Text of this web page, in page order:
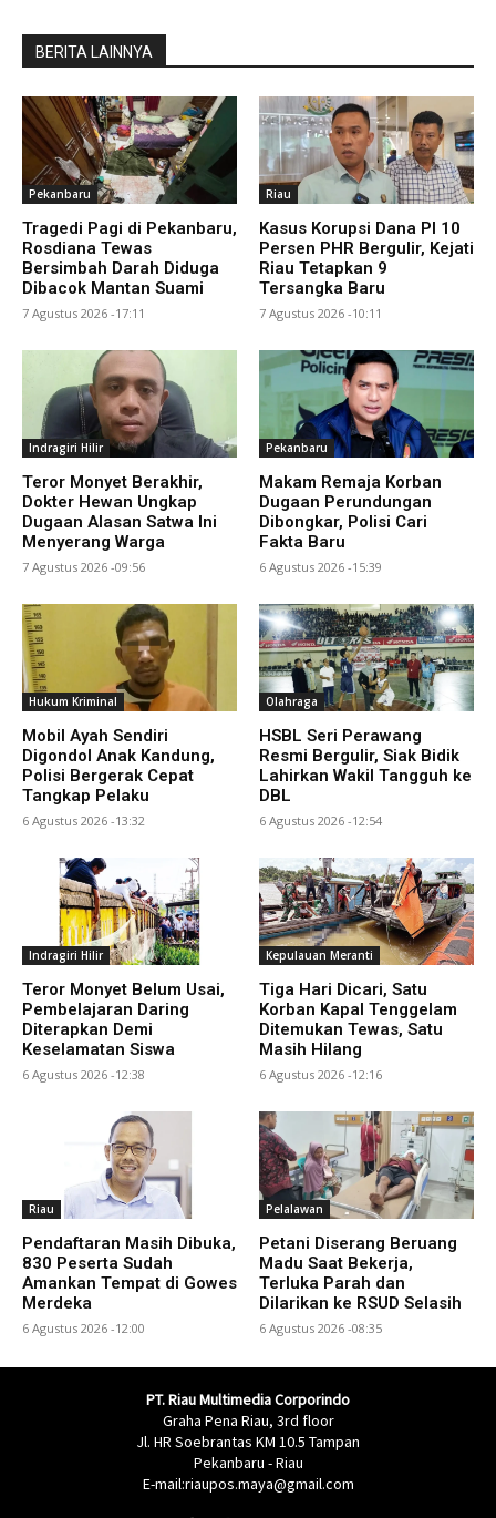
BERITA LAINNYA
Pekanbaru
Tragedi Pagi di Pekanbaru,
Rosdiana Tewas
Bersimbah Darah Diduga
Dibacok Mantan Suami
7 Agustus 2026 -17:11
Riau
Kasus Korupsi Dana PI 10
Persen PHR Bergulir, Kejati
Riau Tetapkan 9
Tersangka Baru
7 Agustus 2026 -10:11
Indragiri Hilir
Teror Monyet Berakhir,
Dokter Hewan Ungkap
Dugaan Alasan Satwa Ini
Menyerang Warga
7 Agustus 2026 -09:56
Pekanbaru
Makam Remaja Korban
Dugaan Perundungan
Dibongkar, Polisi Cari
Fakta Baru
6 Agustus 2026 -15:39
Hukum Kriminal
Mobil Ayah Sendiri
Digondol Anak Kandung,
Polisi Bergerak Cepat
Tangkap Pelaku
6 Agustus 2026 -13:32
Olahraga
HSBL Seri Perawang
Resmi Bergulir, Siak Bidik
Lahirkan Wakil Tangguh ke
DBL
6 Agustus 2026 -12:54
Indragiri Hilir
Teror Monyet Belum Usai,
Pembelajaran Daring
Diterapkan Demi
Keselamatan Siswa
6 Agustus 2026 -12:38
Kepulauan Meranti
Tiga Hari Dicari, Satu
Korban Kapal Tenggelam
Ditemukan Tewas, Satu
Masih Hilang
6 Agustus 2026 -12:16
Riau
Pendaftaran Masih Dibuka,
830 Peserta Sudah
Amankan Tempat di Gowes
Merdeka
6 Agustus 2026 -12:00
Pelalawan
Petani Diserang Beruang
Madu Saat Bekerja,
Terluka Parah dan
Dilarikan ke RSUD Selasih
6 Agustus 2026 -08:35
PT. Riau Multimedia Corporindo
Graha Pena Riau, 3rd floor
Jl. HR Soebrantas KM 10.5 Tampan
Pekanbaru - Riau
E-mail:riaupos.maya@gmail.com